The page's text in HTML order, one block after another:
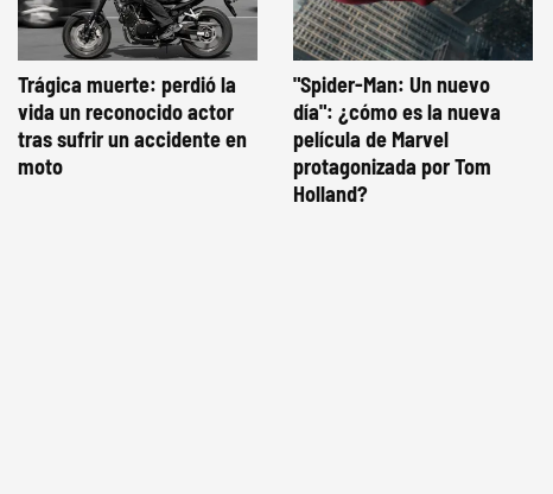
Trágica muerte: perdió la
vida un reconocido actor
tras sufrir un accidente en
moto
"Spider-Man: Un nuevo
día": ¿cómo es la nueva
película de Marvel
protagonizada por Tom
Holland?